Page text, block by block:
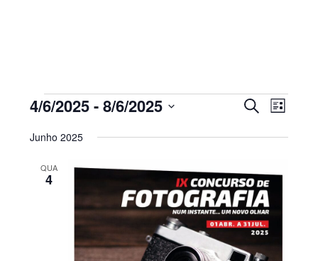
Eventos
de
pesquisa
de
Eventos
PESQUISAR
de
LISTA
4/6/2025 - 8/6/2025
data.
Junho 2025
QUA
4